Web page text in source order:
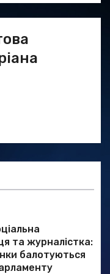
та журналістка:
балотуються